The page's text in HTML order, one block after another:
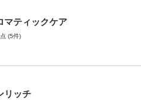
マティックケア
(5件)
リッチ